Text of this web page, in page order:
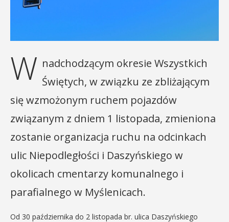
W nadchodzącym okresie Wszystkich
Świętych, w związku ze zbliżającym
się wzmożonym ruchem pojazdów
związanym z dniem 1 listopada, zmieniona
zostanie organizacja ruchu na odcinkach
ulic Niepodległości i Daszyńskiego w
okolicach cmentarzy komunalnego i
parafialnego w Myślenicach.
Od 30 października do 2 listopada br. ulica Daszyńskiego